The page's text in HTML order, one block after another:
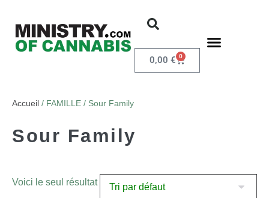
0,00 € 0
Accueil / FAMILLE / Sour Family
Sour Family
Voici le seul résultat